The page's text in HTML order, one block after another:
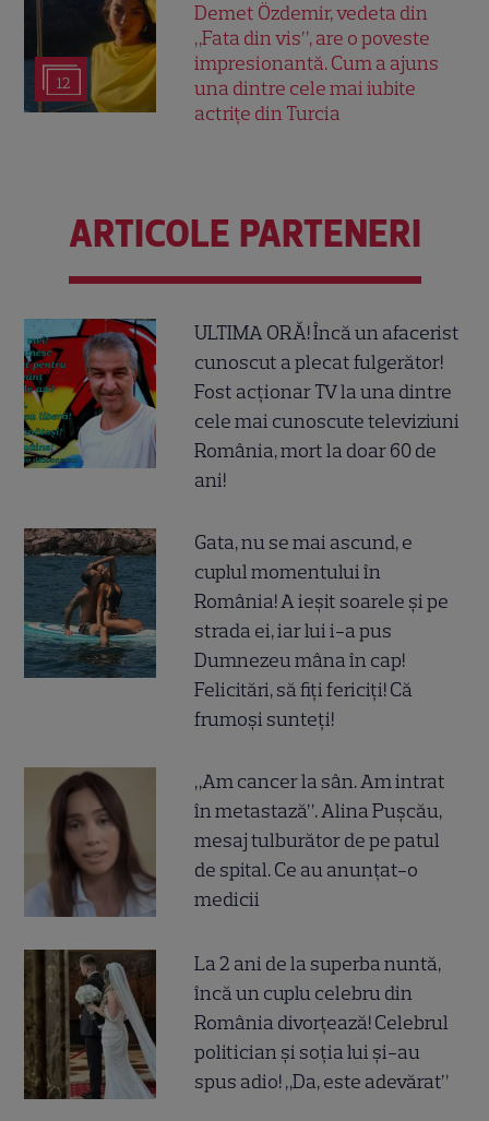
12
Demet Özdemir, vedeta din
„Fata din vis”, are o poveste
impresionantă. Cum a ajuns
una dintre cele mai iubite
actrițe din Turcia
ARTICOLE PARTENERI
ULTIMA ORĂ! Încă un afacerist
cunoscut a plecat fulgerător!
Fost acționar TV la una dintre
cele mai cunoscute televiziuni
România, mort la doar 60 de
ani!
Gata, nu se mai ascund, e
cuplul momentului în
România! A ieșit soarele și pe
strada ei, iar lui i-a pus
Dumnezeu mâna în cap!
Felicitări, să fiți fericiți! Că
frumoși sunteți!
„Am cancer la sân. Am intrat
în metastază”. Alina Pușcău,
mesaj tulburător de pe patul
de spital. Ce au anunțat-o
medicii
La 2 ani de la superba nuntă,
încă un cuplu celebru din
România divorțează! Celebrul
politician și soția lui și-au
spus adio! „Da, este adevărat”